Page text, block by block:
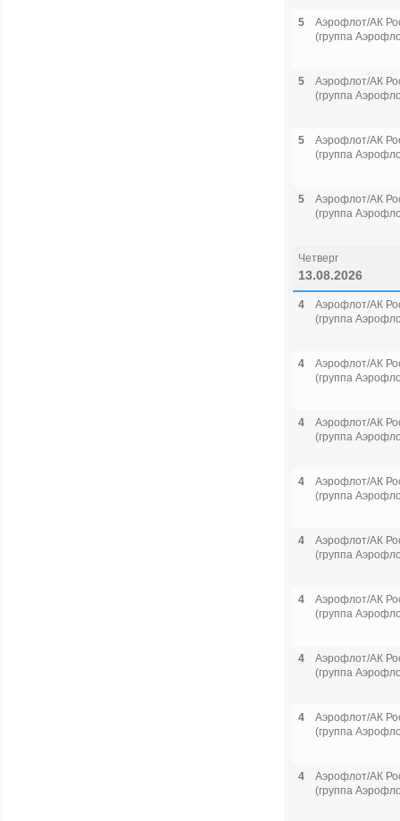
5
Аэрофлот/АК
(группа
5
Аэрофлот/АК
(группа
5
Аэрофлот/АК
(группа
5
Аэрофлот/АК
(группа
Четверг
13.08.2026
4
Аэрофлот/АК
(группа
4
Аэрофлот/АК
(группа
4
Аэрофлот/АК
(группа
4
Аэрофлот/АК
(группа
4
Аэрофлот/АК
(группа
4
Аэрофлот/АК
(группа
4
Аэрофлот/АК
(группа
4
Аэрофлот/АК
(группа
4
Аэрофлот/АК
(группа